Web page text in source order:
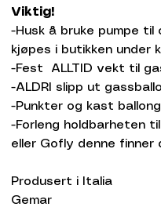
Viktig!
-Husk å bruke pumpe til
kjøpes i butikken under
-Fest ALLTID vekt til
-ALDRI slipp ut
-Punkter og kast
-Forleng holdbarheten
eller Gofly denne finner
Produsert i Italia
Gemar